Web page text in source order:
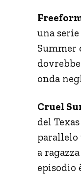
una
Summer
onda
Cruel
del
parallelo
a
episodio